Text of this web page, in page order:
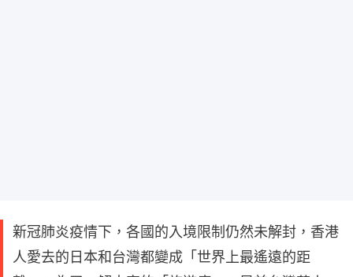
新冠肺炎疫情下，各國的入境限制仍然未解封，香港
人愛去的日本和台灣都變成「世界上最遙遠的距